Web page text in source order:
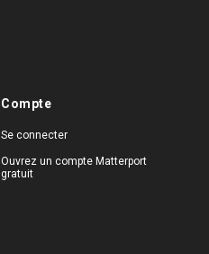
Compte
Se connecter
Ouvrez un compte Matterport
gratuit